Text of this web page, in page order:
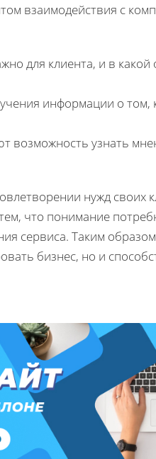
взаимодействия с
для клиента, и в какой
информации о том,
возможность узнать
нужд своих
что понимание
сервиса. Таким
бизнес, но и